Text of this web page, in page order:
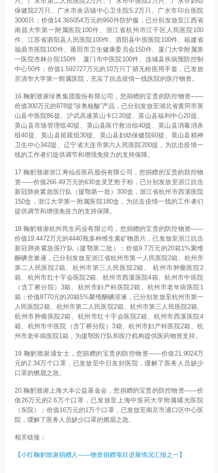
保健院2万只、广水市余店镇中心卫生院5.2万只、广水市印台医院
3000只；价值14.365054万元的950件防护服，已分别发放至江西省
南昌大学第一附属医院100件、浙江省杭州市江干区人民医院100
件、江苏省泗阳县人民医院100件、泗阳县中医医院100件、福建省
福鼎市医院100件、莆田市卫生健康委员会150件、厦门大学附属第
一医院杏林分院150件、厦门市中医院100件、连城县疾病预防控制
中心50件；价值1.592727万元的10万只丁腈无粉医用手套，已发放
至清华大学第一附属医院，充实了抗击疫情一线医院的医疗物资。
16.鞠躬致谢珍奥集团股份有限公司，您捐赠的宝贵的防控物资——
价值300万元的878提“珍奥核酸”产品，已分别发放至湖北省黄冈市英
山县中医院86提、沪武高速英山卡口20提、英山县福利中心20提、
英山县市场管理组40提、英山县医疗救治组40提、英山县消毒消杀
组40提、英山县留观组30提、英山县妇幼保健院60提、英山县精神
卫生中心342提、辽宁省大连市第六人民医院200提，为抗击疫情一
线的工作者们提供调节和增强免疫力的支持保障。
17.鞠躬致谢浙江寿仙谷医药股份有限公司，您捐赠的宝贵的防控物
资——价值266.49万元的630盒灵芝孢子粉，已分别发放至浙江抗击
新冠肺炎紧急医疗队（援鄂第一批）300盒，浙江省杭州市西溪医院
150盒，浙江大学第一附属医院180盒，为抗击疫情一线的工作者们
提供调节和增强免疫力的支持保障。
18.鞠躬致谢杭州民生药业有限公司，您捐赠的宝贵的防控物资——
价值19.4472万元的4440瓶多种维生素矿物质片，已发放至浙江抗击
新冠肺炎紧急医疗队（援鄂第二批）；价值9.7万元的20箱1%聚维
酮碘含漱液，已分别发放至浙江省杭州市第一人民医院2箱、杭州市
第二人民医院2箱、杭州市第三人民医院2箱、 杭州市肿瘤医院2
箱、杭州市红十字会医院2箱、杭州市西溪医院4箱、杭州市中医院
（含丁桥分院）3箱、杭州市妇产科医院2箱、杭州市老年病医院1
箱；价值8770元的20箱5%聚维酮碘溶液，已分别发放至杭州市第一
人民医院2箱、杭州市第二人民医院2箱、杭州市第三人民医院2箱、
杭州市肿瘤医院2箱、杭州市红十字会医院2箱、杭州市西溪医院4
箱、杭州市中医院（含丁桥分院）3箱、杭州市妇产科医院2箱、杭
州市老年病医院1箱，为援鄂医疗队和医疗机构提供医药物资支持。
19.鞠躬致谢浦女士，您捐赠的宝贵的防控物资——价值21.9024万
元的2.34万个口罩，已发放至中日友好医院，缓解了医务人员缺少
口罩的燃眉之急。
20.鞠躬致谢上海大丰公益基金会，您捐赠的宝贵的防控物资——价
值26万元的2.6万个口罩，已发放至上海中医药大学附属曙光医院
（东院）；价值16万元的1万个口罩，已发放至南京市浦口区中心医
院，缓解了医务人员缺少口罩的燃眉之急。
相关链接：
【小红鞠躬致谢捐赠人——物资捐赠项目进展情况汇报之一】